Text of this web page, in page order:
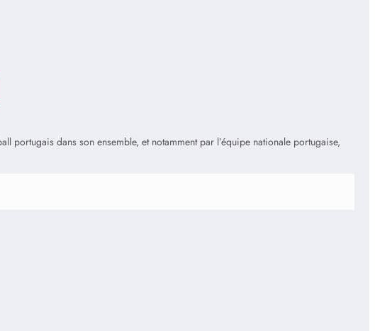
dans son ensemble, et notamment par l’équipe nationale portugaise,